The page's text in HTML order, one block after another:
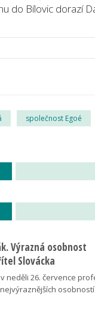
do Bílovic dorazí
společnost Egoé
Výrazná osobnost
Slovácka
neděli 26. července
osobností